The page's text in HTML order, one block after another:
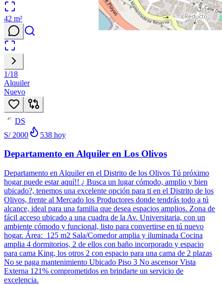
42 m²
1/18
Alquiler
Nuevo
47
DS
S/ 2000
538 hoy
Departamento en Alquiler en Los Olivos
Departamento en Alquiler en el Distrito de los Olivos Tú próximo
hogar puede estar aquí!! ¿ Busca un lugar cómodo, amplio y bien
ubicado?, tenemos una excelente opción para ti en el Distrito de los
Olivos, frente al Mercado los Productores donde tendrás todo a tú
alcance, ideal para una familia que desea espacios amplios. Zona de
fácil acceso ubicado a una cuadra de la Av. Universitaria, con un
ambiente cómodo y funcional, listo para convertirse en tú nuevo
hogar. Área: 125 m2 Sala/Comedor amplia y iluminada Cocina
amplia 4 dormitorios, 2 de ellos con baño incorporado y espacio
para cama King, los otros 2 con espacio para una cama de 2 plazas
No se paga mantenimiento Ubicado Piso 3 No ascensor Vista
Externa 121% comprometidos en brindarte un servicio de
excelencia.